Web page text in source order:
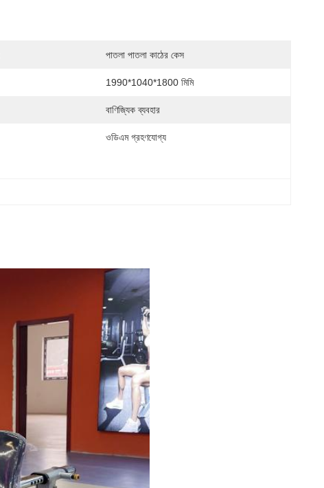
পাতলা পাতলা কাঠের কেস
1990*1040*1800 মিমি
বাণিজ্যিক ব্যবহার
ওডিএম গ্রহণযোগ্য